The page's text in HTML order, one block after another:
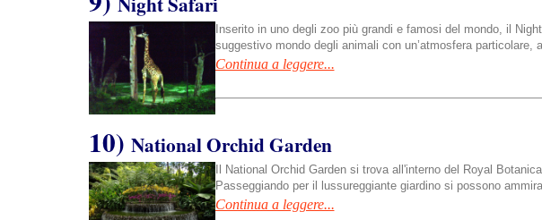
Inserito in uno degli zoo più grandi e famosi del mondo, il
suggestivo mondo degli animali con un’atmosfera
Continua a leggere...
10) National Orchid Garden
Il National Orchid Garden si trova all'interno del Royal
Passeggiando per il lussureggiante giardino si possono
Continua a leggere...